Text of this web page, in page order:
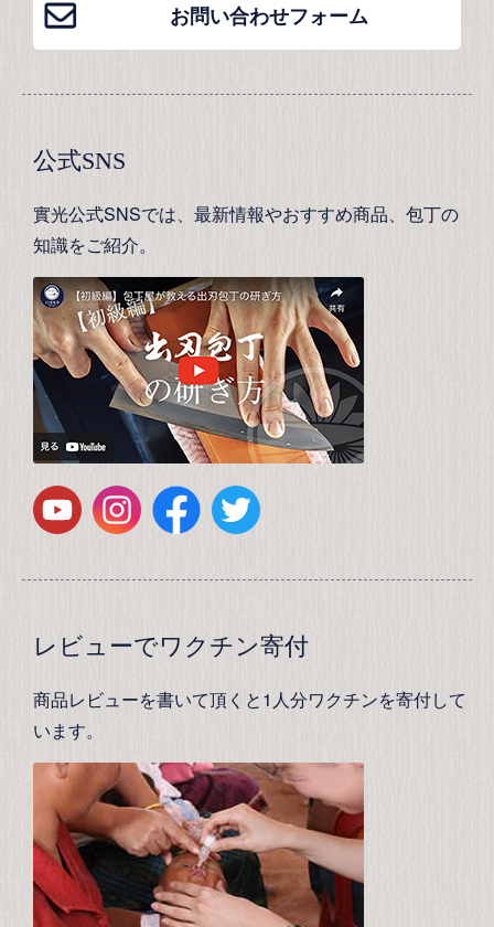
お問い合わせフォーム
公式SNS
實光公式SNSでは、最新情報やおすすめ商品、包丁の
知識をご紹介。
レビューでワクチン寄付
商品レビューを書いて頂くと1人分ワクチンを寄付して
います。